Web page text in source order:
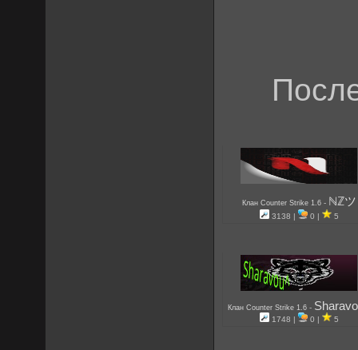
Клан Counter Strike 1.6 - ℕℤツ
3138 | 0 | 5
Клан Counter Strike 1.6-
1748 | 0 | 5